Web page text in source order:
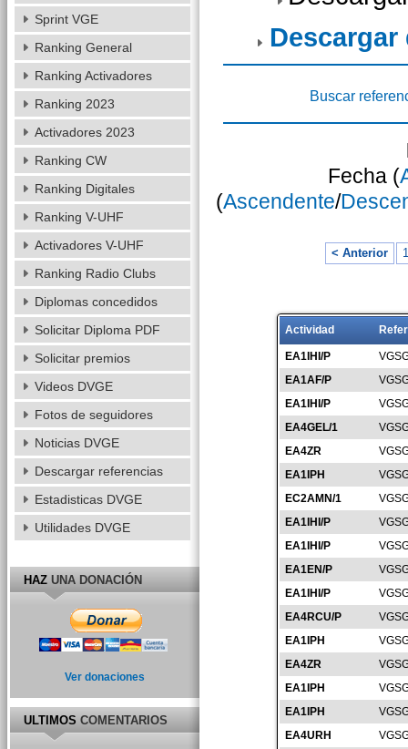
Descargar
Buscar
Fecha (
(Ascendente/
< Anterior 1
Actividad
EA1IHI/P
EA1AF/P
EA1IHI/P
EA4GEL/1
EA4ZR
EA1IPH
EC2AMN/1
EA1IHI/P
EA1IHI/P
EA1EN/P
EA1IHI/P
EA4RCU/P
EA1IPH
EA4ZR
EA1IPH
EA1IPH
EA4URH
Sprint VGE
Ranking General
Ranking Activadores
Ranking 2023
Activadores 2023
Ranking CW
Ranking Digitales
Ranking V-UHF
Activadores V-UHF
Ranking Radio Clubs
Diplomas concedidos
Solicitar Diploma PDF
Solicitar premios
Videos DVGE
Fotos de seguidores
Noticias DVGE
Descargar referencias
Estadisticas DVGE
Utilidades DVGE
HAZUNA DONACIÓN
Ver donaciones
ULTIMOSCOMENTARIOS